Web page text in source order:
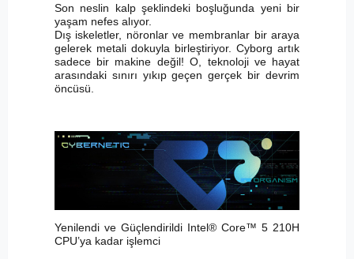
Son neslin kalp şeklindeki boşluğunda yeni bir
yaşam nefes alıyor.
Dış iskeletler, nöronlar ve membranlar bir araya
gelerek metali dokuyla birleştiriyor. Cyborg artık
sadece bir makine değil! O, teknoloji ve hayat
arasındaki sınırı yıkıp geçen gerçek bir devrim
öncüsü.
Yenilendi ve Güçlendirildi Intel® Core™ 5 210H
CPU’ya kadar işlemci